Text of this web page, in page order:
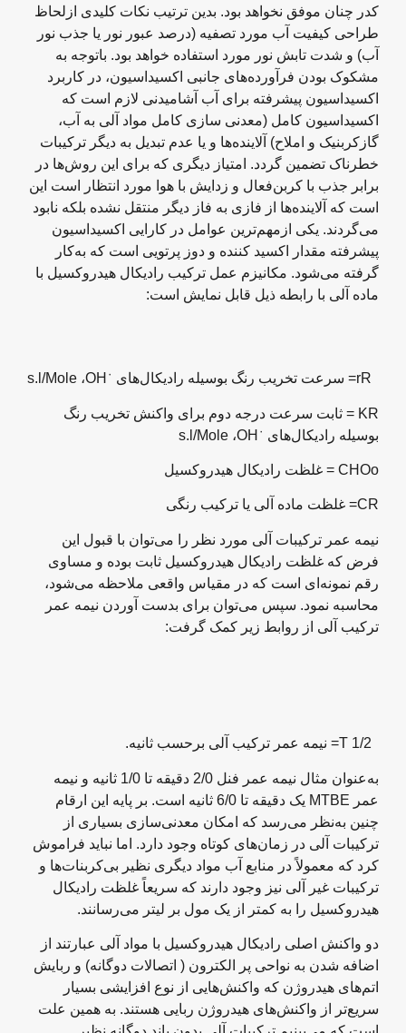
کدر چنان موفق نخواهد بود. بدین ترتیب نکات کلیدی ازلحاظ
طراحی کیفیت آب مورد تصفیه (درصد عبور نور یا جذب نور
آب) و شدت تابش نور مورد استفاده خواهد بود. باتوجه به
مشکوک بودن فرآورده‌های جانبی اکسیداسیون، در کاربرد
اکسیداسیون پیشرفته برای آب آشامیدنی لازم است که
اکسیداسیون کامل (معدنی سازی کامل مواد آلی به آب،
گازکربنیک و املاح) آلاینده‌ها و یا عدم تبدیل به دیگر ترکیبات
خطرناک تضمین گردد. امتیاز دیگری که برای این روش‌ها در
برابر جذب با کربن‌فعال و زدایش با هوا مورد انتظار است این
است که آلاینده‌ها از فازی به فاز دیگر منتقل نشده بلکه نابود
می‌گردند. یکی ازمهم‌ترین عوامل در کارایی اکسیداسیون
پیشرفته مقدار اکسید کننده و دوز پرتویی است که به‌کار
گرفته می‌شود. مکانیزم عمل ترکیب رادیکال هیدروکسیل با
ماده آلی با رابطه ذیل قابل نمایش است:
، s.l/Mole
KR = ثابت سرعت درجه دوم برای واکنش تخریب رنگ
بوسیله رادیکال‌های OH
، s.l/Mole
CHOo = غلظت رادیکال هیدروکسیل
CR= غلظت ماده آلی یا ترکیب رنگی
نیمه عمر ترکیبات آلی مورد نظر را می‌توان با قبول این
فرض که غلظت رادیکال هیدروکسیل ثابت بوده و مساوی
رقم نمونه‌ای است که در مقیاس واقعی ملاحظه می‌شود،
محاسبه نمود. سپس می‌توان برای بدست آوردن نیمه عمر
ترکیب آلی از روابط زیر کمک گرفت:
به‌عنوان مثال نیمه عمر فنل 2/0 دقیقه تا 1/0 ثانیه و نیمه
عمر MTBE یک دقیقه تا 6/0 ثانیه است. بر پایه این ارقام
چنین به‌نظر می‌رسد که امکان معدنی‌سازی بسیاری از
ترکیبات آلی در زمان‌های کوتاه وجود دارد. اما نباید فراموش
کرد که معمولاً در منابع آب مواد دیگری نظیر بی‌کربنات‌ها و
ترکیبات غیر آلی نیز وجود دارند که سریعاً غلظت رادیکال
هیدروکسیل را به کمتر از یک مول بر لیتر می‌رسانند.
دو واکنش اصلی رادیکال هیدروکسیل با مواد آلی عبارتند از
اضافه شدن به نواحی پر الکترون ( اتصالات دوگانه) و ربایش
اتم‌های هیدروژن که واکنش‌هایی از نوع افزایشی بسیار
سریع‌تر از واکنش‌های هیدروژن ربایی هستند. به همین علت